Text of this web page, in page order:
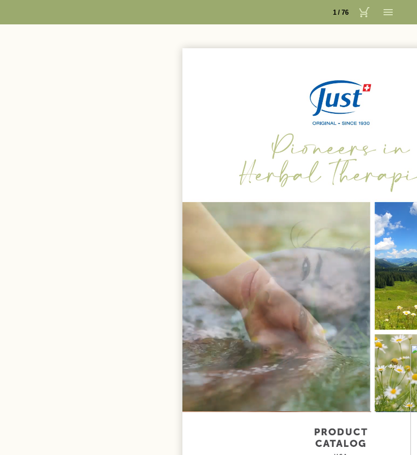
1 / 76